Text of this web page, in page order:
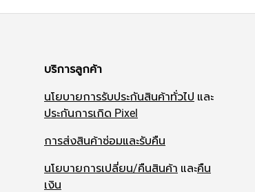
บริการลูกค้า
นโยบายการรับประกันสินค้าทั่วไป และ
ประกันการเกิด Pixel
การส่งสินค้าซ่อมและรับคืน
นโยบายการเปลี่ยน/คืนสินค้า และคืน
เงิน